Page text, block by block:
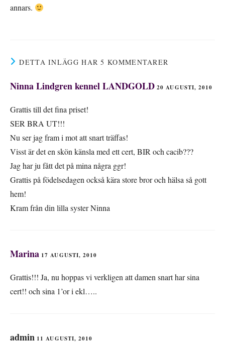
annars.
DETTA INLÄGG HAR 5 KOMMENTARER
Ninna Lindgren kennel LANDGOLD 20 AUGUSTI, 2010
Grattis till det fina priset!
SER BRA UT!!!
Nu ser jag fram i mot att snart träffas!
Visst är det en skön känsla med ett cert, BIR och cacib???
Jag har ju fått det på mina några ggr!
Grattis på födelsedagen också kära store bror och hälsa så gott
hem!
Kram från din lilla syster Ninna
Marina 17 AUGUSTI, 2010
Grattis!!! Ja, nu hoppas vi verkligen att damen snart har sina
cert!! och sina 1’or i ekl…..
admin 11 AUGUSTI, 2010